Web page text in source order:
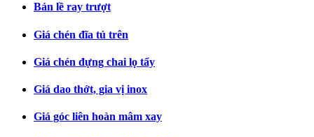
Bản lề ray trượt
Giá chén đĩa tủ trên
Giá chén đựng chai lọ tẩy
Giá dao thớt, gia vị inox
Giá góc liên hoàn mâm xay